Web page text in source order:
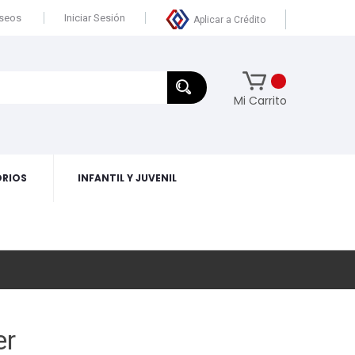
Aplicar a Crédito
Iniciar Sesión
Mi Carrito
INFANTIL Y JUVENIL